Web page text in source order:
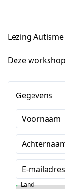
Lezing
Deze
Gegevens
Voornaam
E-mailadres
Land